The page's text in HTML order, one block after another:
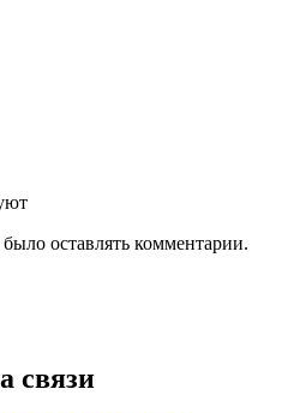
оставлять комментарии.
связи